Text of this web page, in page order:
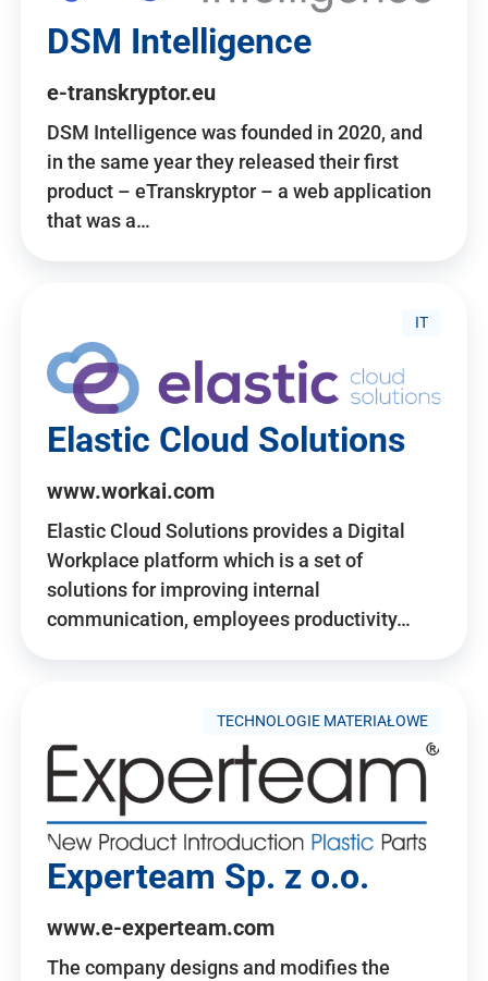
DSM Intelligence
e-transkryptor.eu
DSM Intelligence was founded in 2020, and
in the same year they released their first
product – eTranskryptor – a web application
that was a…
IT
Elastic Cloud Solutions
www.workai.com
Elastic Cloud Solutions provides a Digital
Workplace platform which is a set of
solutions for improving internal
communication, employees productivity…
TECHNOLOGIE MATERIAŁOWE
Experteam Sp. z o.o.
www.e-experteam.com
The company designs and modifies the